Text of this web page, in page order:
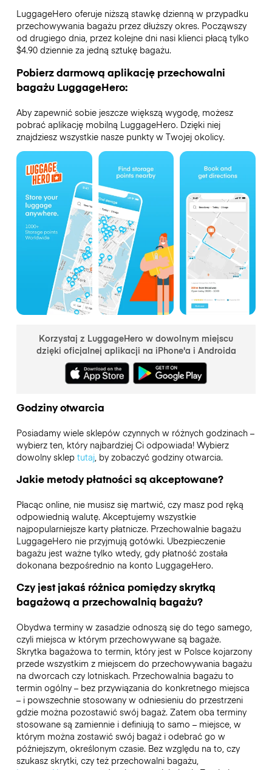
LuggageHero oferuje niższą stawkę dzienną w przypadku
przechowywania bagażu przez dłuższy okres. Począwszy
od drugiego dnia, przez kolejne dni nasi klienci płacą tylko
$4.90 dziennie za jedną sztukę bagażu.
Pobierz darmową aplikację przechowalni
bagażu LuggageHero:
Aby zapewnić sobie jeszcze większą wygodę, możesz
pobrać aplikację mobilną LuggageHero. Dzięki niej
znajdziesz wszystkie nasze punkty w Twojej okolicy.
Korzystaj z LuggageHero w dowolnym miejscu
dzięki oficjalnej aplikacji na iPhone'a i Androida
Godziny otwarcia
Posiadamy wiele sklepów czynnych w różnych godzinach –
wybierz ten, który najbardziej Ci odpowiada! Wybierz
dowolny sklep tutaj, by zobaczyć godziny otwarcia.
Jakie metody płatności są akceptowane?
Płacąc online, nie musisz się martwić, czy masz pod ręką
odpowiednią walutę. Akceptujemy wszystkie
najpopularniejsze karty płatnicze. Przechowalnie bagażu
LuggageHero nie przyjmują gotówki. Ubezpieczenie
bagażu jest ważne tylko wtedy, gdy płatność została
dokonana bezpośrednio na konto LuggageHero.
Czy jest jakaś różnica pomiędzy skrytką
bagażową a przechowalnią bagażu?
Obydwa terminy w zasadzie odnoszą się do tego samego,
czyli miejsca w którym przechowywane są bagaże.
Skrytka bagażowa to termin, który jest w Polsce kojarzony
przede wszystkim z miejscem do przechowywania bagażu
na dworcach czy lotniskach. Przechowalnia bagażu to
termin ogólny – bez przywiązania do konkretnego miejsca
– i powszechnie stosowany w odniesieniu do przestrzeni
gdzie można pozostawić swój bagaż. Zatem oba terminy
stosowane są zamiennie i definiują to samo – miejsce, w
którym można zostawić swój bagaż i odebrać go w
późniejszym, określonym czasie. Bez względu na to, czy
szukasz skrytki, czy też przechowalni bagażu,